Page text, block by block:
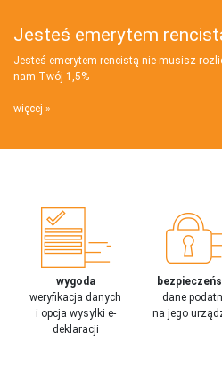
Jesteś emerytem
Jesteś emerytem rencistą nie musisz
nam Twój 1,5%
więcej
wygoda
weryfikacja danych
i opcja wysyłki e-
deklaracji
dane
na jego